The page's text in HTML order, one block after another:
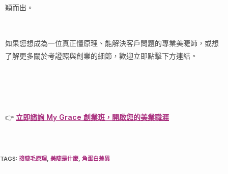
穎而出。
如果您想成為一位真正懂原理、能解決客戶問題的專業美睫師，或想
了解更多關於考證照與創業的細節，歡迎立即點擊下方連結。
👉 立即諮詢 My Grace 創業班，開啟您的美業職涯
TAGS: 接睫毛原理, 美睫是什麼, 角蛋白差異